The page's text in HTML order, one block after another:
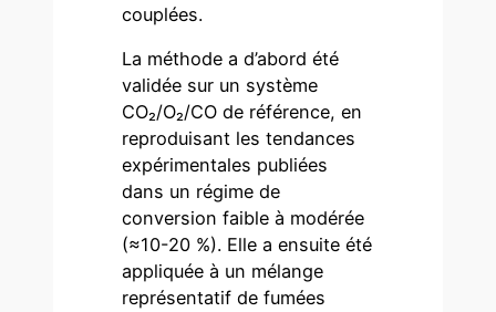
couplées.
La méthode a d’abord été
validée sur un système
CO₂/O₂/CO de référence, en
reproduisant les tendances
expérimentales publiées
dans un régime de
conversion faible à modérée
(≈10-20 %). Elle a ensuite été
appliquée à un mélange
représentatif de fumées